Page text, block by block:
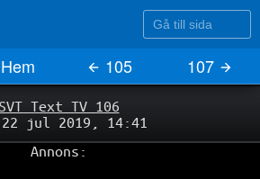
SVT Text TV 106
22 jul 2019, 14:41
Annons:
Gå till sida
Hem 105 107